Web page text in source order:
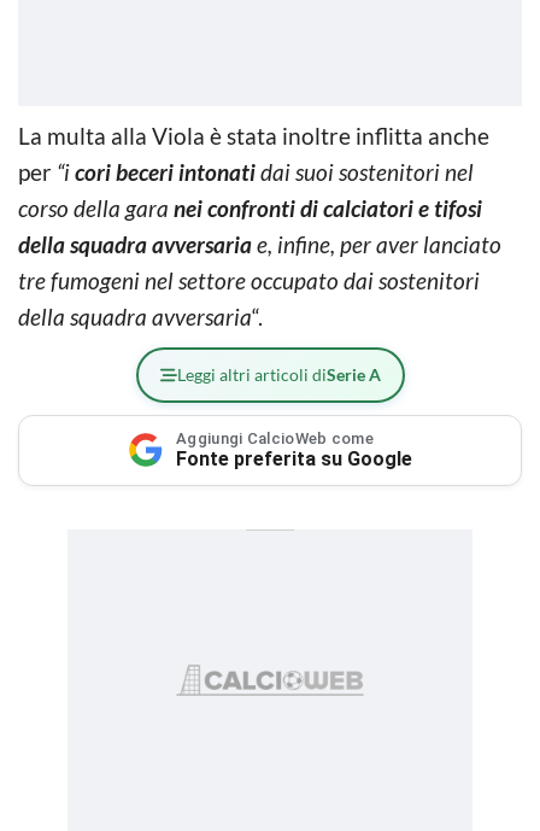
La multa alla Viola è stata inoltre inflitta anche
per “icori beceri intonatidai suoi sostenitori nel
corso della gara nei confronti di calciatori e tifosi
della squadra avversariae, infine, per aver lanciato
tre fumogeni nel settore occupato dai sostenitori
della squadra avversaria“.
Leggi altri articoli diSerie A
Aggiungi CalcioWeb come
Fonte preferita su Google